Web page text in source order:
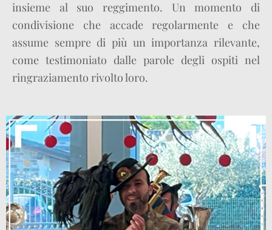
insieme al suo reggimento. Un momento di
condivisione che accade regolarmente e che
assume sempre di più un importanza rilevante,
come testimoniato dalle parole degli ospiti nel
ringraziamento rivolto loro.